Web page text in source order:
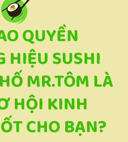
QUYỀN
HIỆU SUSHI
MR.TÔM LÀ
HỘI KINH
CHO BẠN?